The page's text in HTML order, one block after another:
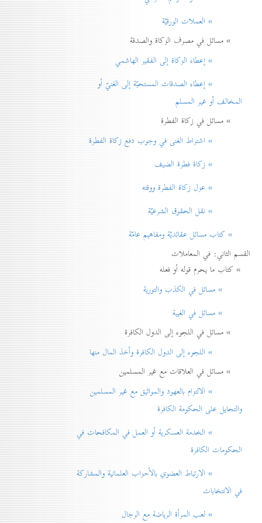
» العملات الورقيّة
» مسائل في مصرف الزكاة والصدقة
» إعطاء الزكاة إلی الفقير الهاشمي
» إعطاء الصدقات المستحبّة إلی الغنيّ أو
المخالف أو غير المسلم
» مسائل في زكاة الفطرة
» اشتراط الغنی في وجوب دفع زكاة الفطرة
» زكاة فطرة الضيف
» عزل زكاة الفطرة ووقته
» نقل الحقوق الشرعيّة
» كتاب مسائل عقائديّة ومفاهيم عامّة
القسم الثاني: في المعاملات
» كتاب ما يحرم قوله أو فعله
» مسائل في الكذب والتورية
» مسائل في الغيبة
» مسائل في اللجوء إلى الدول الكافرة
» اللجوء إلى الدول الكافرة وأخذ المال منها
» مسائل في العلاقات مع غير المسلمين
» الالتزام بالعهود والمواثيق مع غير المسلمين
والتحايل على الحكومة الكافرة
» الخدمة العسكرية أو العمل في المكافحات في
الحكومات الكافرة
» الارتباط العضوي بالأحزاب العلمانية والمشاركة
في الانتخابات
» لعب المرأة الرياضة مع الرجال